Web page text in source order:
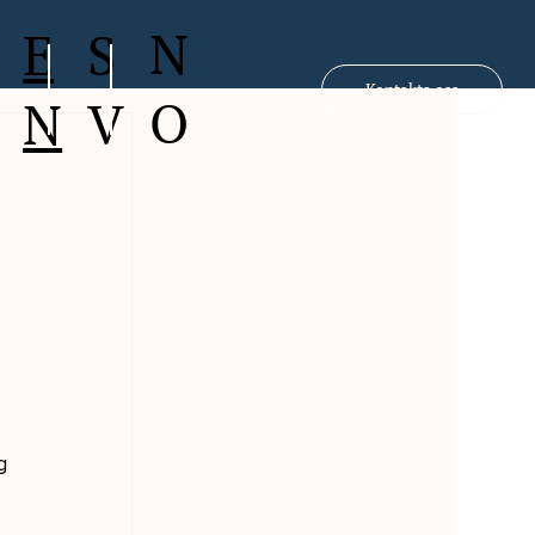
Kontakta oss
E
N
S
V
N
O